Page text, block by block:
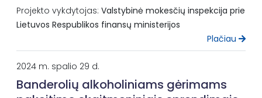
Projekto vykdytojas: Valstybinė mokesčių inspekcija prie
Lietuvos Respublikos finansų ministerijos
Plačiau
2024 m. spalio 29 d.
Banderolių alkoholiniams gėrimams